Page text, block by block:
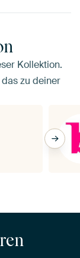
Kollektion.
zu deiner